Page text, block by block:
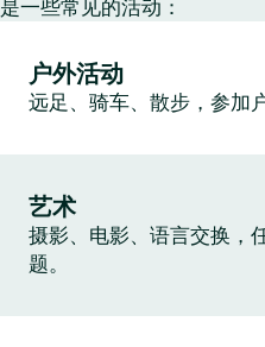
是一些常见的活动：
户外活动
远足、骑车、散步，参加
艺术
摄影、电影、语言交换，
题。